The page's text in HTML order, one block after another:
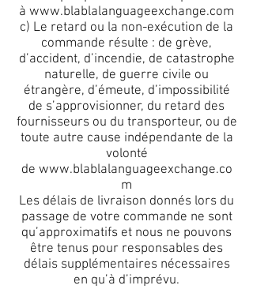
à www.blablalanguageexchange.com
c) Le retard ou la non-exécution de la
commande résulte : de grève,
d’accident, d’incendie, de catastrophe
naturelle, de guerre civile ou
étrangère, d’émeute, d’impossibilité
de s’approvisionner, du retard des
fournisseurs ou du transporteur, ou de
toute autre cause indépendante de la
volonté
de www.blablalanguageexchange.co
m
Les délais de livraison donnés lors du
passage de votre commande ne sont
qu’approximatifs et nous ne pouvons
être tenus pour responsables des
délais supplémentaires nécessaires
en qu’à d’imprévu.